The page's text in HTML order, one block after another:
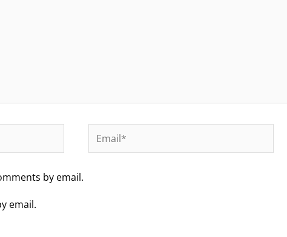
Email*
by email.
email.